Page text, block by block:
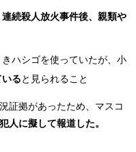
連続殺人放火事件後、親類や
ハシゴを使っていたが、小
る と見られること
証拠があったため、マスコ
人に擬して報道した。